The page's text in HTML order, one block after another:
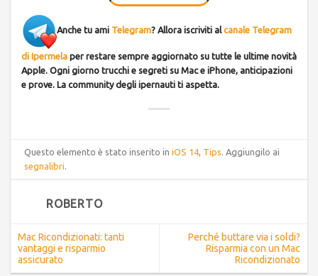
Anche tu ami Telegram? Allora iscriviti alcanale Telegram
di Ipermela per restare sempre aggiornato su tutte le ultime novità
Apple. Ogni giorno trucchi e segreti su Mac e iPhone, anticipazioni
e prove. La community degli ipernauti ti aspetta.
Questo elemento è stato inserito iniOS 14 Tips . Aggiungilo ai
segnalibri
ROBERTO
Mac Ricondizionati: tanti
vantaggi e risparmio
assicurato
Perché buttare via i soldi?
Risparmia con un Mac
Ricondizionato